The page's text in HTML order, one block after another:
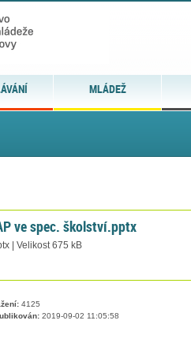
MLÁDEŽ
ve spec. školství.pptx
| Velikost 675 kB
4125
2019-09-02 11:05:58